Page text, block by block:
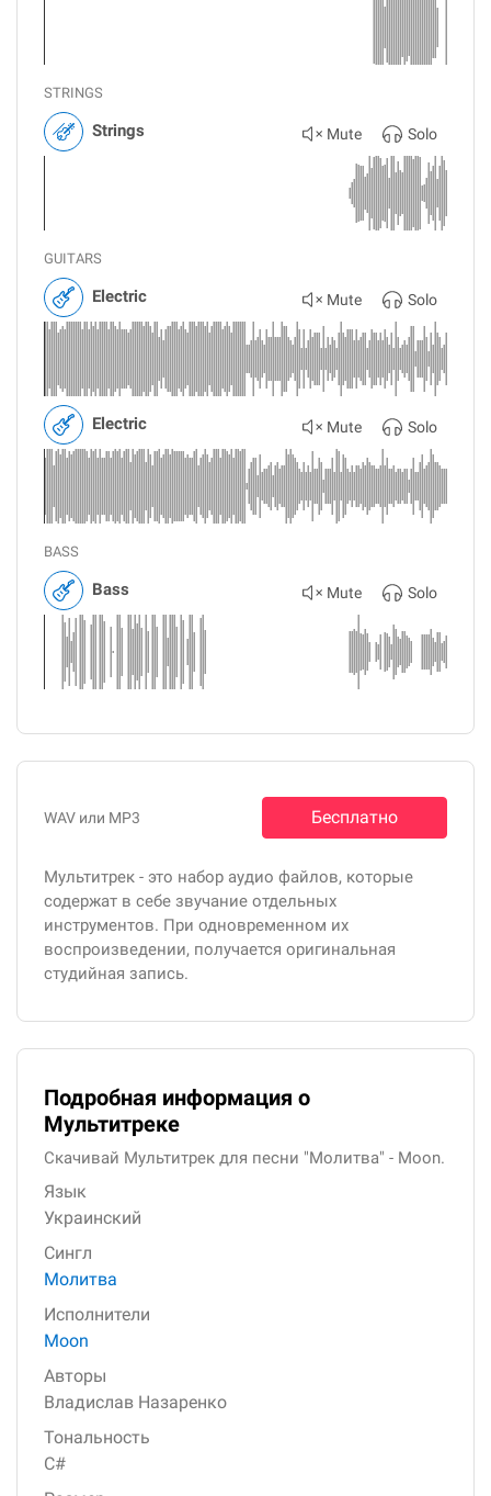
STRINGS
Strings Mute Solo
GUITARS
Electric Mute Solo
Electric Mute Solo
BASS
Bass Mute Solo
WAV или MP3 Бесплатно
Мультитрек - это набор аудио файлов, которые
содержат в себе звучание отдельных
инструментов. При одновременном их
воспроизведении, получается оригинальная
студийная запись.
Подробная информация о
Мультитреке
Скачивай Мультитрек для песни "Молитва" - Moon.
Язык
Украинский
Сингл
Молитва
Исполнители
Moon
Авторы
Владислав Назаренко
Тональность
C#